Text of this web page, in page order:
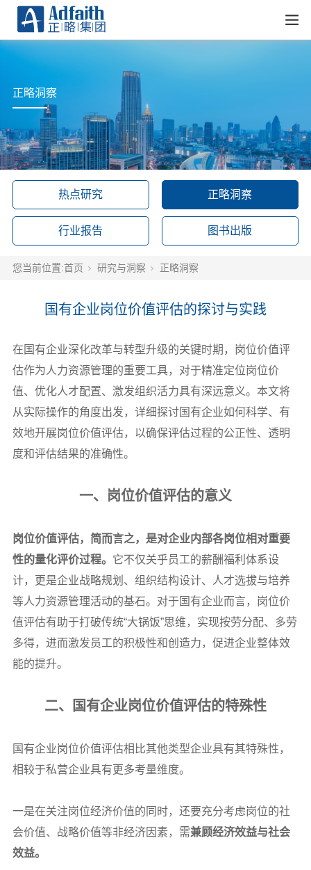
正略洞察
热点研究 正略洞察
行业报告 图书出版
您当前位置:首页 研究与洞察 正略洞察
国有企业岗位价值评估的探讨与实践
在国有企业深化改革与转型升级的关键时期，岗位价值评
估作为人力资源管理的重要工具，对于精准定位岗位价
值、优化人才配置、激发组织活力具有深远意义。本文将
从实际操作的角度出发，详细探讨国有企业如何科学、有
效地开展岗位价值评估，以确保评估过程的公正性、透明
度和评估结果的准确性。
一、岗位价值评估的意义
岗位价值评估，简而言之，是对企业内部各岗位相对重要
性的量化评价过程。 它不仅关乎员工的薪酬福利体系设
计，更是企业战略规划、组织结构设计、人才选拔与培养
等人力资源管理活动的基石。对于国有企业而言，岗位价
值评估有助于打破传统“大锅饭”思维，实现按劳分配、多劳
多得，进而激发员工的积极性和创造力，促进企业整体效
能的提升。
二、国有企业岗位价值评估的特殊性
国有企业岗位价值评估相比其他类型企业具有其特殊性，
相较于私营企业具有更多考量维度。
一是在关注岗位经济价值的同时，还要充分考虑岗位的社
会价值、战略价值等非经济因素，需兼顾经济效益与社会
效益。